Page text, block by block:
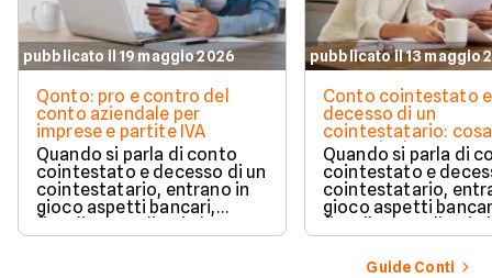
pubblicato il 19 maggio 2026
Qonto: pro e contro del
conto aziendale per
imprese e partite IVA
Quando si parla di conto
cointestato e decesso di un
cointestatario, entrano in
gioco aspetti bancari,
spesso generano
pubblicato il 13 maggio
Conto cointestato e
decesso di un
cointestatario: cosa
succede davvero
blocchi, quote e
successione
Quando si parla di
cointestato e
cointestatario,
gioco aspetti
spesso generano
confusione.
Guide Conti